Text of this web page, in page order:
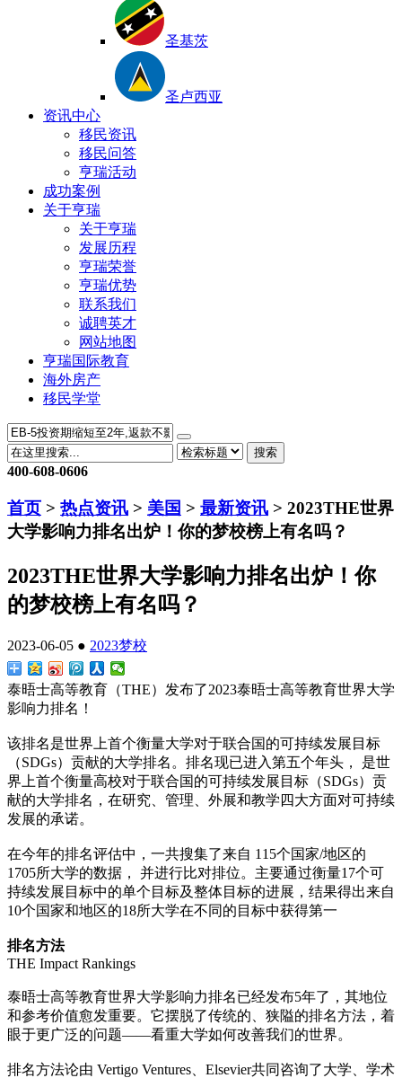
圣基茨
圣卢西亚
资讯中心
移民资讯
移民问答
亨瑞活动
成功案例
关于亨瑞
关于亨瑞
发展历程
亨瑞荣誉
亨瑞优势
联系我们
诚聘英才
网站地图
亨瑞国际教育
海外房产
移民学堂
搜索
400-608-0606
首页 > 热点资讯 > 美国 > 最新资讯 > 2023THE世界
大学影响力排名出炉！你的梦校榜上有名吗？
2023THE世界大学影响力排名出炉！你
的梦校榜上有名吗？
2023-06-05 ● 2023梦校
泰晤士高等教育（THE）发布了2023泰晤士高等教育世界大学
影响力排名！
该排名是世界上首个衡量大学对于联合国的可持续发展目标
（SDGs）贡献的大学排名。排名现已进入第五个年头， 是世
界上首个衡量高校对于联合国的可持续发展目标（SDGs）贡
献的大学排名，在研究、管理、外展和教学四大方面对可持续
发展的承诺。
在今年的排名评估中，一共搜集了来自 115个国家/地区的
1705所大学的数据， 并进行比对排位。主要通过衡量17个可
持续发展目标中的单个目标及整体目标的进展，结果得出来自
10个国家和地区的18所大学在不同的目标中获得第一
排名方法
THE Impact Rankings
泰晤士高等教育世界大学影响力排名已经发布5年了，其地位
和参考价值愈发重要。它摆脱了传统的、狭隘的排名方法，着
眼于更广泛的问题——看重大学如何改善我们的世界。
排名方法论由 Vertigo Ventures、Elsevier共同咨询了大学、学术